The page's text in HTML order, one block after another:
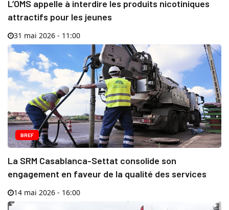
L’OMS appelle à interdire les produits nicotiniques
attractifs pour les jeunes
31 mai 2026 - 11:00
BREF
La SRM Casablanca-Settat consolide son
engagement en faveur de la qualité des services
14 mai 2026 - 16:00